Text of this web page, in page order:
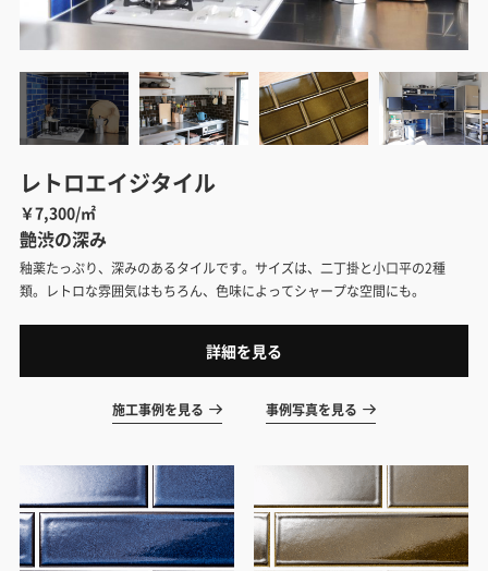
レトロエイジタイル
￥7,300/㎡
艶渋の深み
釉薬たっぷり、深みのあるタイルです。サイズは、二丁掛と小口平の2種
類。レトロな雰囲気はもちろん、色味によってシャープな空間にも。
詳細を見る
施工事例を見る 事例写真を見る